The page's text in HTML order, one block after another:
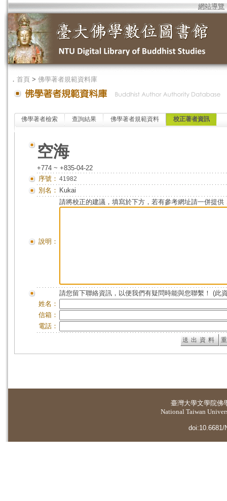
網站導覽
． 首頁 > 佛學著者規範資料庫
佛學著者檢索 查詢結果 佛學著者規範資料 校正著者資訊
空海
+774 ~ +835-04-22
序號： 41982
別名： Kukai
說明：
請將校正的建議，填寫於下方，若有參考網址請一併提供
請您留下聯絡資訊，以便我們有疑問時能與您聯繫！ (此
姓名：
信箱：
電話：
臺灣大學文學院佛
National Taiwan
doi:10.6681/